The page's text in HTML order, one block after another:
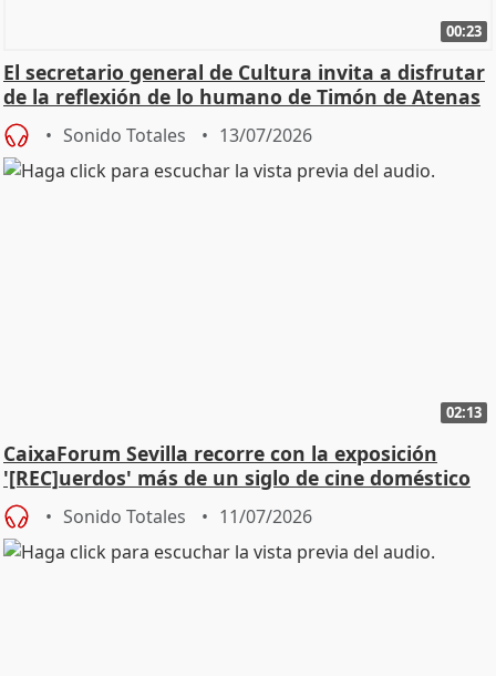
00:23
El secretario general de Cultura invita a disfrutar
de la reflexión de lo humano de Timón de Atenas
Sonido Totales 13/07/2026
02:13
CaixaForum Sevilla recorre con la exposición
'[REC]uerdos' más de un siglo de cine doméstico
Sonido Totales 11/07/2026